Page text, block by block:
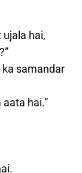
ujala hai,
ka samandar
hai.”